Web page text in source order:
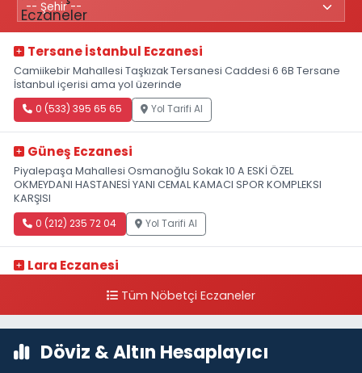
Tersane İstanbul Eczanesi
Camiikebir Mahallesi Taşkızak Tersanesi Caddesi 6 6B Tersane
İstanbul içerisi ama yol üzerinde
0 (533) 395 65 65 Yol Tarifi Al
Güneş Eczanesi
Piyalepaşa Mahallesi Osmanoğlu Sokak 10 A ESKİ ÖZEL
OKMEYDANI HASTANESİ YANI CEMAL KAMACI SPOR KOMPLEKSI
KARŞISI
0 (212) 235 72 04 Yol Tarifi Al
Lara Eczanesi
HASTANESİ KARŞISI
Tüm Nöbetçi Eczaneler
Döviz & Altın Hesaplayıcı